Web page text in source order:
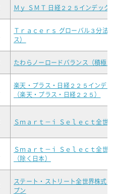
Ｍｙ ＳＭＴ 日経２２５インデック
Ｔｒａｃｅｒｓ グローバル３分法
ス）
たわらノーロードバランス（積極型
楽天・プラス・日経２２５インデッ
（楽天・プラス・日経２２５）
Ｓｍａｒｔ－ｉ Ｓｅｌｅｃｔ全世
Ｓｍａｒｔ－ｉ Ｓｅｌｅｃｔ全世
（除く日本）
ステート・ストリート全世界株式
プン